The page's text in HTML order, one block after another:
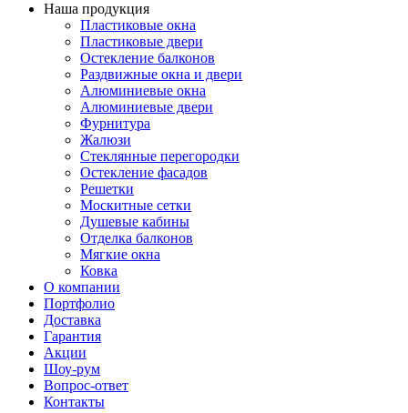
Наша продукция
Пластиковые окна
Пластиковые двери
Остекление балконов
Раздвижные окна и двери
Алюминиевые окна
Алюминиевые двери
Фурнитура
Жалюзи
Стеклянные перегородки
Остекление фасадов
Решетки
Москитные сетки
Душевые кабины
Отделка балконов
Мягкие окна
Ковка
О компании
Портфолио
Доставка
Гарантия
Акции
Шоу-рум
Вопрос-ответ
Контакты